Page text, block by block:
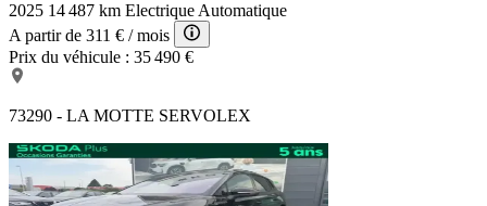
2025 14 487 km ElectriqueAutomatique
A partir de 311 € / mois
Prix du véhicule : 35 490 €
73290 - LA MOTTE SERVOLEX